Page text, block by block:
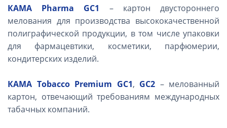
КАМА Pharma GC1
– картон двустороннего
мелования для производства высококачественной
полиграфической продукции, в том числе упаковки
для фармацевтики, косметики, парфюмерии,
кондитерских изделий.
КАМА Tobacco Premium GC1, GC2 – мелованный
картон, отвечающий требованиям международных
табачных компаний.